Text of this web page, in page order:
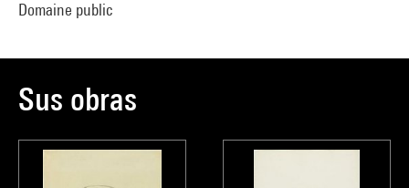
Domaine public
Sus obras